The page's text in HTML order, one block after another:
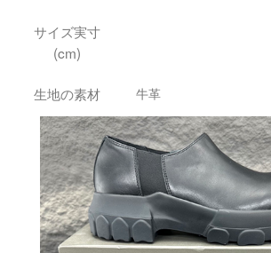
サイズ実寸
(cm)
生地の素材 牛革